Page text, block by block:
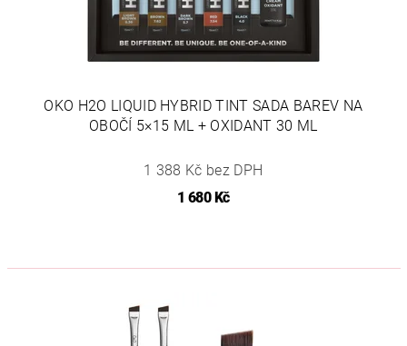
OKO H2O LIQUID HYBRID TINT SADA BAREV NA
OBOČÍ 5×15 ML + OXIDANT 30 ML
1 388 Kč bez DPH
1 680 Kč